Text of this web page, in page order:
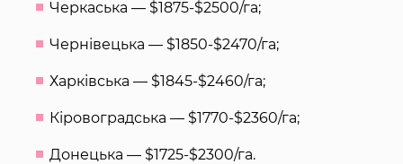
Черкаська — $1875-$2500/га;
Чернівецька — $1850-$2470/га;
Харківська — $1845-$2460/га;
Кіровоградська — $1770-$2360/га;
Донецька — $1725-$2300/га.